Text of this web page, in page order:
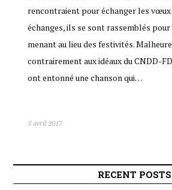
rencontraient pour échanger les vœux
échanges, ils se sont rassemblés pour
menant au lieu des festivités.
contrairement aux idéaux du CNDD-
ont entonné une chanson qui…
5 avril 2017
RECENT POSTS